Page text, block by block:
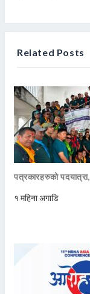
Related Posts
पत्रकारहरुको
१ महिना अगाडि